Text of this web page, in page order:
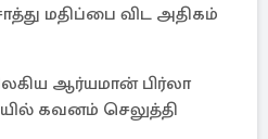
மதிப்பை விட அதிகம்
ஆர்யமான் பிர்லா
கவனம் செலுத்தி